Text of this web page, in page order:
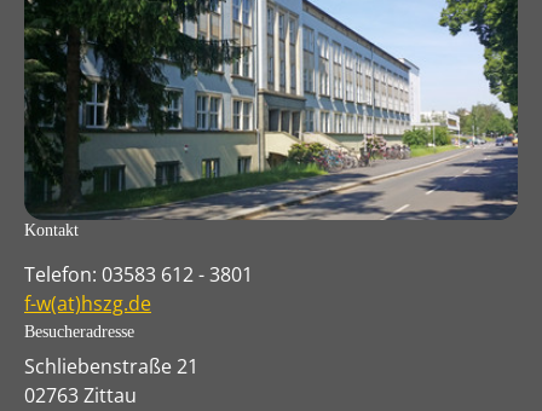
Kontakt
Telefon: 03583 612 - 3801
f-w(at)hszg.de
Besucheradresse
Schliebenstraße 21
02763 Zittau